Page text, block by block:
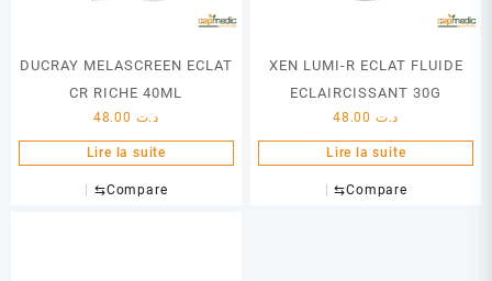
DUCRAY MELASCREEN ECLAT
CR RICHE 40ML
د.ت
Lire la suite
⇆Compare
XEN LUMI-R ECLAT FLUIDE
ECLAIRCISSANT 30G
د.ت
Lire la suite
⇆Compare